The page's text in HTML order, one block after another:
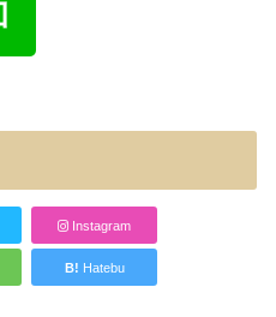
Instagram
B! Hatebu